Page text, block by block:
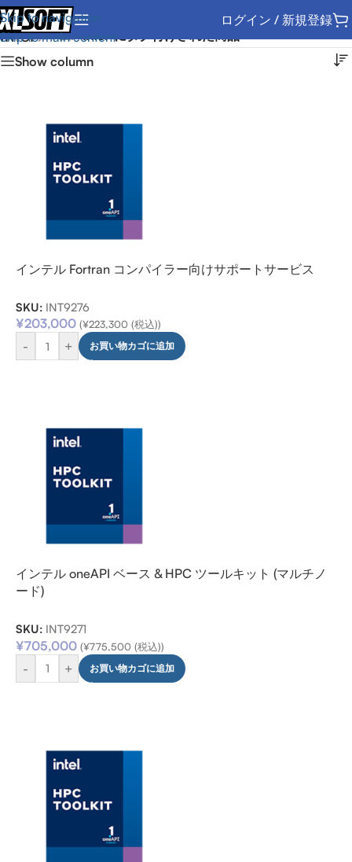
Skip to navigation
Skip to main content
ログイン / 新規登録
Intelホーム “Intel”にタグ付けされた商品
Show column
インテル Fortran コンパイラー向けサポートサービス
SKU: INT9276
¥203,000 (¥223,300 (税込))
- + お買い物カゴに追加
インテル oneAPI ベース & HPC ツールキット (マルチノ
ード)
SKU: INT9271
¥705,000 (¥775,500 (税込))
- + お買い物カゴに追加